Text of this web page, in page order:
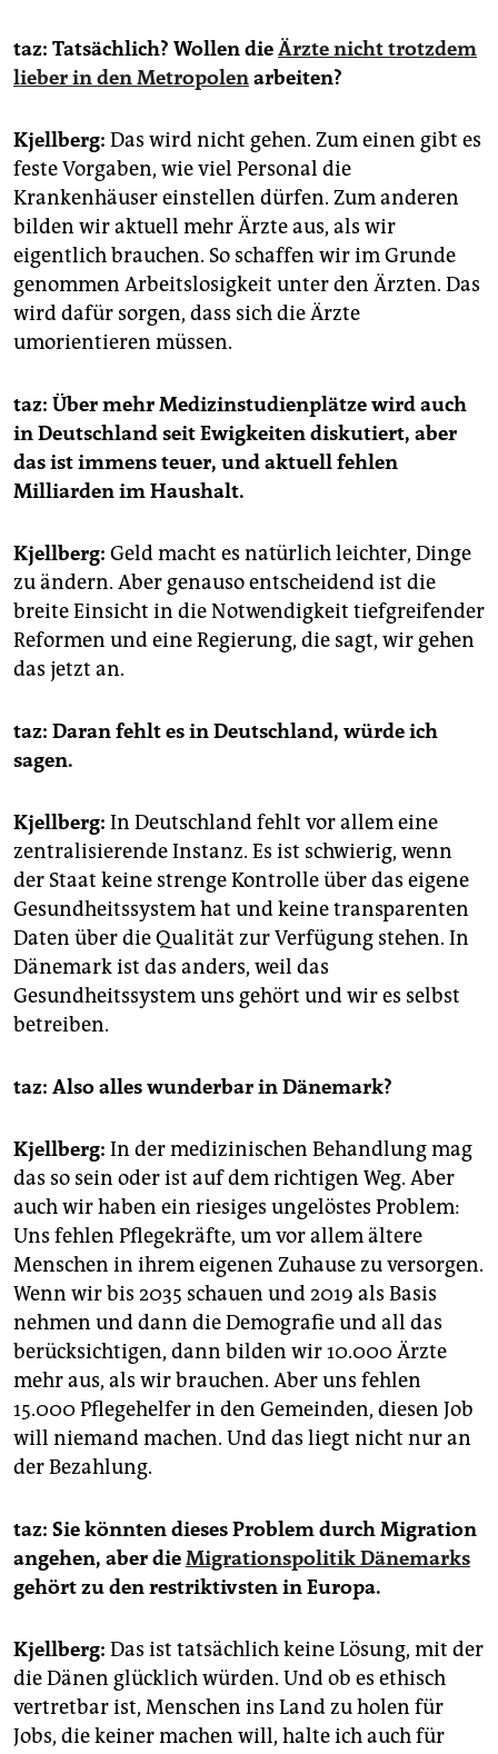
taz: Tatsächlich? Wollen dieÄrzte nicht trotzdem
lieber in den Metropolenarbeiten?
Kjellberg: Das wird nicht gehen. Zum einen gibt es
feste Vorgaben, wie viel Personal die
Krankenhäuser einstellen dürfen. Zum anderen
bilden wir aktuell mehr Ärzte aus, als wir
eigentlich brauchen. So schaffen wir im Grunde
genommen Arbeitslosigkeit unter den Ärzten. Das
wird dafür sorgen, dass sich die Ärzte
umorientieren müssen.
taz: Über mehr Medizinstudienplätze wird auch
in Deutschland seit Ewigkeiten diskutiert, aber
das ist immens teuer, und aktuell fehlen
Milliarden im Haushalt.
Kjellberg: Geld macht es natürlich leichter, Dinge
zu ändern. Aber genauso entscheidend ist die
breite Einsicht in die Notwendigkeit tiefgreifender
Reformen und eine Regierung, die sagt, wir gehen
das jetzt an.
taz: Daran fehlt es in Deutschland, würde ich
sagen.
Kjellberg: In Deutschland fehlt vor allem eine
zentralisierende Instanz. Es ist schwierig, wenn
der Staat keine strenge Kontrolle über das eigene
Gesundheitssystem hat und keine transparenten
Daten über die Qualität zur Verfügung stehen. In
Dänemark ist das anders, weil das
Gesundheitssystem uns gehört und wir es selbst
betreiben.
taz: Also alles wunderbar in Dänemark?
Kjellberg: In der medizinischen Behandlung mag
das so sein oder ist auf dem richtigen Weg. Aber
auch wir haben ein riesiges ungelöstes Problem:
Uns fehlen Pflegekräfte, um vor allem ältere
Menschen in ihrem eigenen Zuhause zu versorgen.
Wenn wir bis 2035 schauen und 2019 als Basis
nehmen und dann die Demografie und all das
berücksichtigen, dann bilden wir 10.000 Ärzte
mehr aus, als wir brauchen. Aber uns fehlen
15.000 Pflegehelfer in den Gemeinden, diesen Job
will niemand machen. Und das liegt nicht nur an
der Bezahlung.
taz: Sie könnten dieses Problem durch Migration
angehen, aber dieMigrationspolitik Dänemarks
gehört zu den restriktivsten in Europa.
Kjellberg: Das ist tatsächlich keine Lösung, mit der
die Dänen glücklich würden. Und ob es ethisch
vertretbar ist, Menschen ins Land zu holen für
Jobs, die keiner machen will, halte ich auch für